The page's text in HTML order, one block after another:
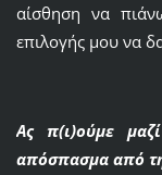
αίσθηση να
επιλογής μου να
Ας π(ι)ούμε
απόσπασμα από